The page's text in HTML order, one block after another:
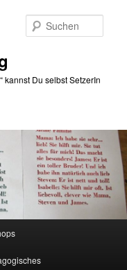
kannst Du selbst SetzerIn